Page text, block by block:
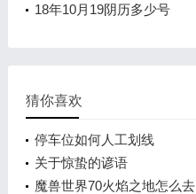
18年10月19阴历多少号
猜你喜欢
停车位如何人工划线
关于惊蛰的谚语
魔兽世界70火焰之地怎么去